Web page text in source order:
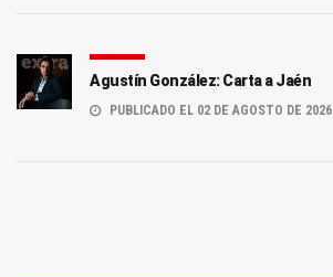
Agustín González: Carta a Jaén
PUBLICADO EL 02 DE AGOSTO DE 2026